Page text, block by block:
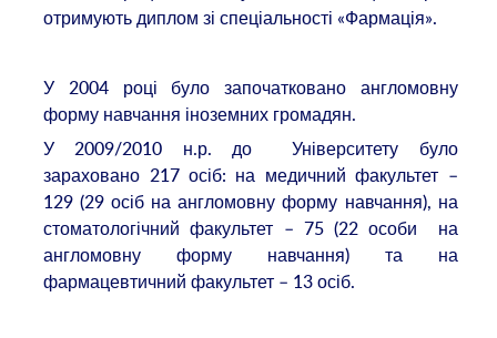
отримують диплом зі спеціальності «Фармація».
У 2004 році було започатковано англомовну
форму навчання іноземних громадян.
У 2009/2010 н.р. до Університету було
зараховано 217 осіб: на медичний факультет –
129 (29 осіб на англомовну форму навчання), на
стоматологічний факультет – 75 (22 особи на
англомовну форму навчання) та на
фармацевтичний факультет – 13 осіб.